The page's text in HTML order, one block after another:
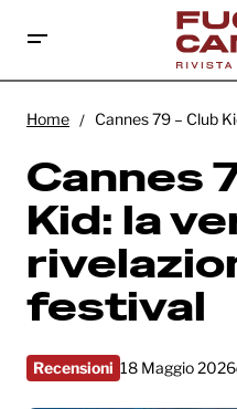
festival
Home Cannes 79 – Club
Cannes
Kid: la
festival
Recensioni 18 Maggio 2026